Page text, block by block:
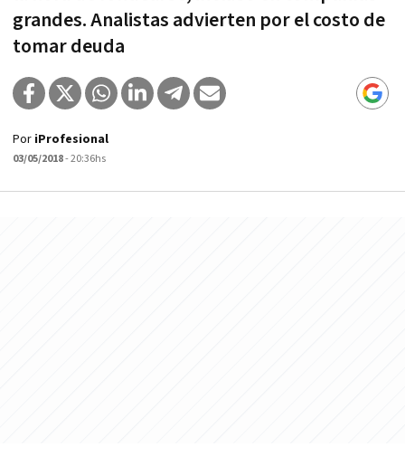
grandes. Analistas advierten por el costo de
tomar deuda
Por iProfesional
03/05/2018- 20:36hs